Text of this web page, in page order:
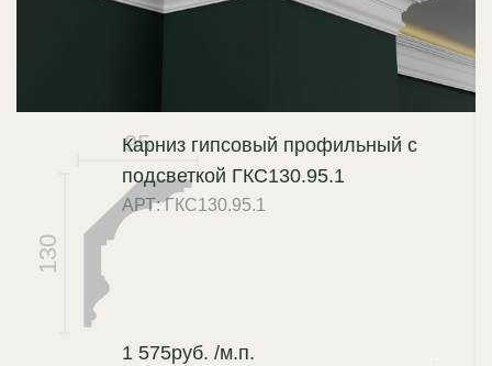
95
130
Карниз гипсовый профильный с
подсветкой ГКС130.95.1
АРТ: ГКС130.95.1
1 575руб. /м.п.